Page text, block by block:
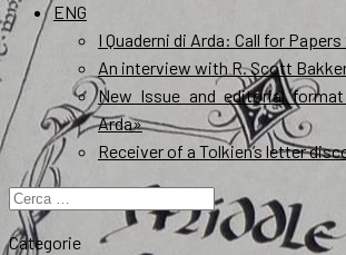
ENG
I Quaderni di Arda: Call for Papers
An interview with R. Scott
New Issue and editorial
Arda»
Receiver of a Tolkien’s letter
Ricerca
per:
Categorie